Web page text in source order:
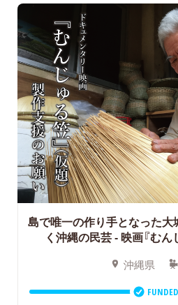
島で唯一の作り手となった
く沖縄の民芸- 映画『むん
沖縄県
FUNDED